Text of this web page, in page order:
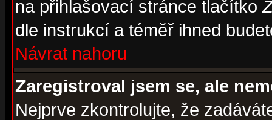
na přihlašovací stránce tlačítko
dle instrukcí a téměř ihned
Návrat nahoru
Zaregistroval jsem se, ale
Nejprve zkontrolujte, že